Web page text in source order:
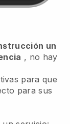
un
, no hay
para que
para sus